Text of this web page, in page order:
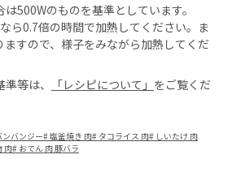
500Wのものを基準としています。
ら0.7倍の時間で加熱してください。ま
すので、様子をみながら加熱してくだ
等は、
「レシピについて」 をご覧くだ
ンバンジー#塩釜焼き 肉# タコライス 肉# しいたけ 肉
肉# おでん 肉 豚バラ